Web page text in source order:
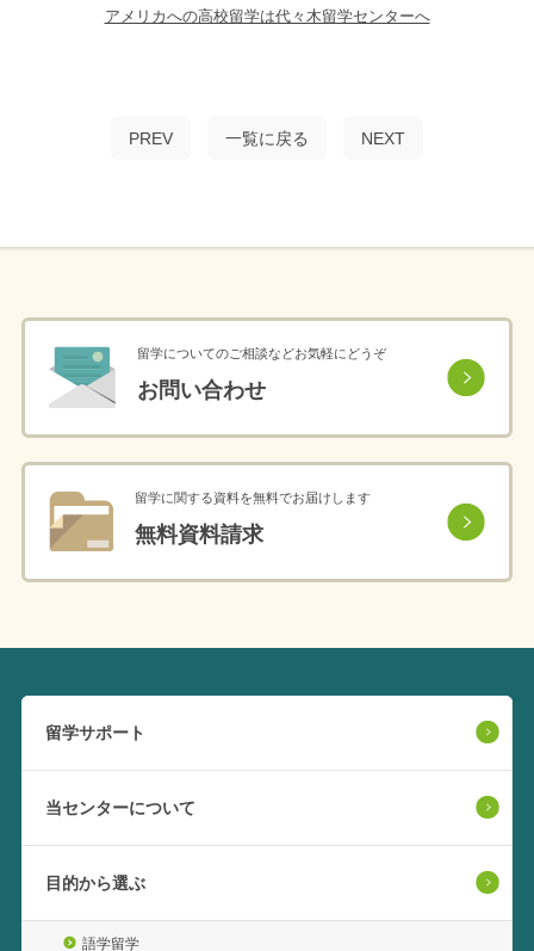
アメリカへの高校留学は代々木留学センターへ
PREV 一覧に戻る NEXT
留学についてのご相談などお気軽にどうぞ
お問い合わせ
留学に関する資料を無料でお届けします
無料資料請求
留学サポート
当センターについて
目的から選ぶ
語学留学